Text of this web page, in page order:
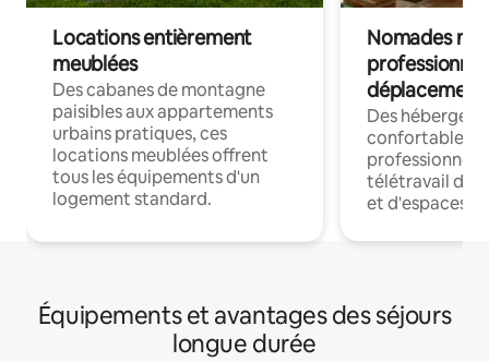
Locations entièrement
meublées
Des cabanes de montagne
paisibles aux appartements
urbains pratiques, ces
locations meublées offrent
tous les équipements d'un
logement standard.
Nomades
déplacement
Des
confortables
professionnels
télétravail
et d'espaces
Équipements et avantages des séjours
longue durée